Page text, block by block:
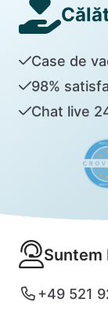
Case de
98%
Chat live
Suntem
+49 521